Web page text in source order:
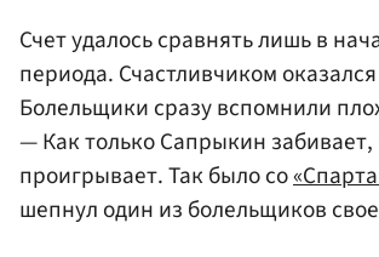
Счет удалось сравнять лишь в
периода. Счастливчиком
Болельщики сразу вспомнили
— Как только Сапрыкин
проигрывает. Так было со
шепнул один из болельщиков